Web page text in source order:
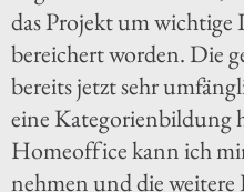
das Projekt um wichtige
bereichert worden. Die
bereits jetzt sehr
eine Kategorienbildung
Homeoffice kann ich
nehmen und die